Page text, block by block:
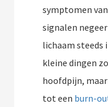
symptomen
signalen
lichaam steeds
kleine dingen
hoofdpijn,
tot een burn-